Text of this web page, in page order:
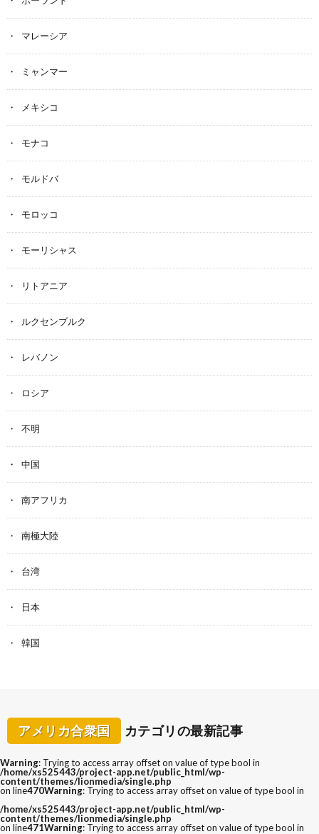
マレーシア
ミャンマー
メキシコ
モナコ
モルドバ
モロッコ
モーリシャス
リトアニア
ルクセンブルク
レバノン
ロシア
不明
中国
南アフリカ
南極大陸
台湾
日本
韓国
アメリカ合衆国 カテゴリの最新記事
Warning: Trying to access array offset on value of type bool in
/home/xs525443/project-app.net/public_html/wp-
content/themes/lionmedia/single.php
on line470Warning: Trying to access array offset on value of type bool in
/home/xs525443/project-app.net/public_html/wp-
content/themes/lionmedia/single.php
on line471Warning: Trying to access array offset on value of type bool in